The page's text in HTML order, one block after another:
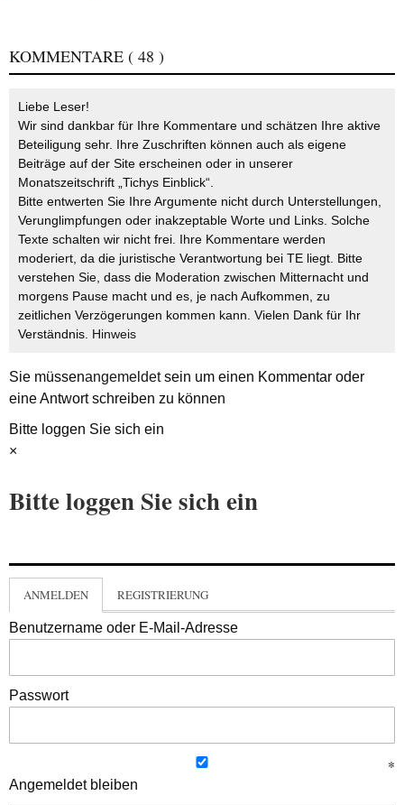
KOMMENTARE ( 48 )
Liebe Leser!
Wir sind dankbar für Ihre Kommentare und schätzen Ihre aktive
Beteiligung sehr. Ihre Zuschriften können auch als eigene
Beiträge auf der Site erscheinen oder in unserer
Monatszeitschrift „Tichys Einblick“.
Bitte entwerten Sie Ihre Argumente nicht durch Unterstellungen,
Verunglimpfungen oder inakzeptable Worte und Links. Solche
Texte schalten wir nicht frei. Ihre Kommentare werden
moderiert, da die juristische Verantwortung bei TE liegt. Bitte
verstehen Sie, dass die Moderation zwischen Mitternacht und
morgens Pause macht und es, je nach Aufkommen, zu
zeitlichen Verzögerungen kommen kann. Vielen Dank für Ihr
Verständnis. Hinweis
Sie müssenangemeldetsein um einen Kommentar oder
eine Antwort schreiben zu können
Bitte loggen Sie sich ein
×
Bitte loggen Sie sich ein
ANMELDEN REGISTRIERUNG
Benutzername oder E-Mail-Adresse
Passwort
Angemeldet bleiben